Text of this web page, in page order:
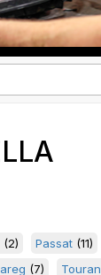
(2) Passat (11)
(7) Touran